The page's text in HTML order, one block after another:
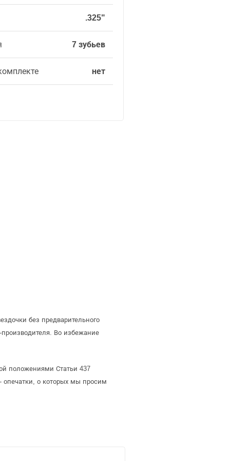
.325"
7 зубьев
нет
без предварительного
Во избежание
положениями Статьи 437
опечатки, о которых мы просим